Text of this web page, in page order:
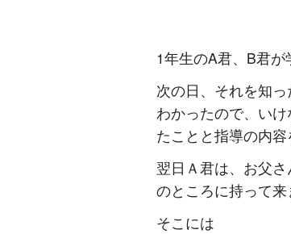
1年生のA君、B君が
次の日、それを知
わかったので、い
たことと指導の内容
翌日Ａ君は、お父
のところに持って来
そこには